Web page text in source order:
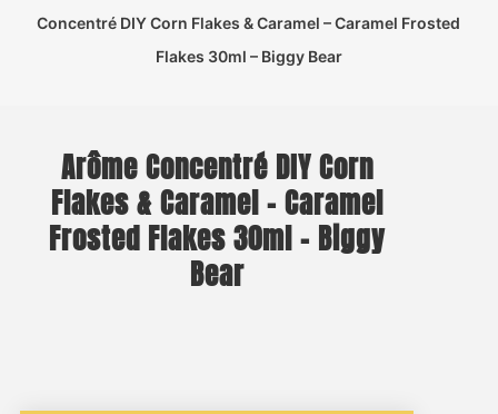
Concentré DIY Corn Flakes & Caramel – Caramel Frosted
Flakes 30ml – Biggy Bear
Arôme Concentré DIY Corn
Flakes & Caramel – Caramel
Frosted Flakes 30ml – Biggy
Bear